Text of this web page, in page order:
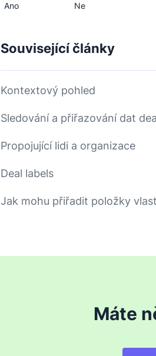
Ano Ne
Související články
Kontextový pohled
Sledování a přiřazování dat
Propojující lidi a organizace
Deal labels
Jak mohu přiřadit položky
Máte